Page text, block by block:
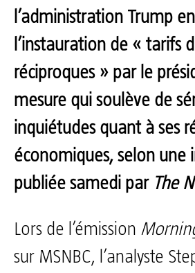
l’administration Trump
l’instauration de « tarifs
réciproques » par le
mesure qui soulève de
inquiétudes quant à ses
économiques, selon une
publiée samedi par The
Lors de l’émission
sur MSNBC, l’analyste